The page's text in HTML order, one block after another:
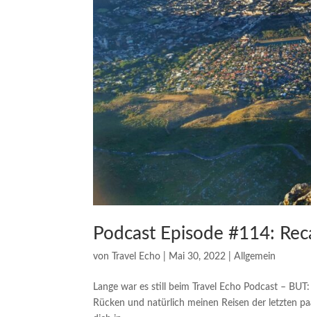
Podcast Episode #114:
von Travel Echo Mai 30, 2022 |Allgemein
Lange war es still beim Travel Echo Podcast –
Rücken und natürlich meinen Reisen der letzten